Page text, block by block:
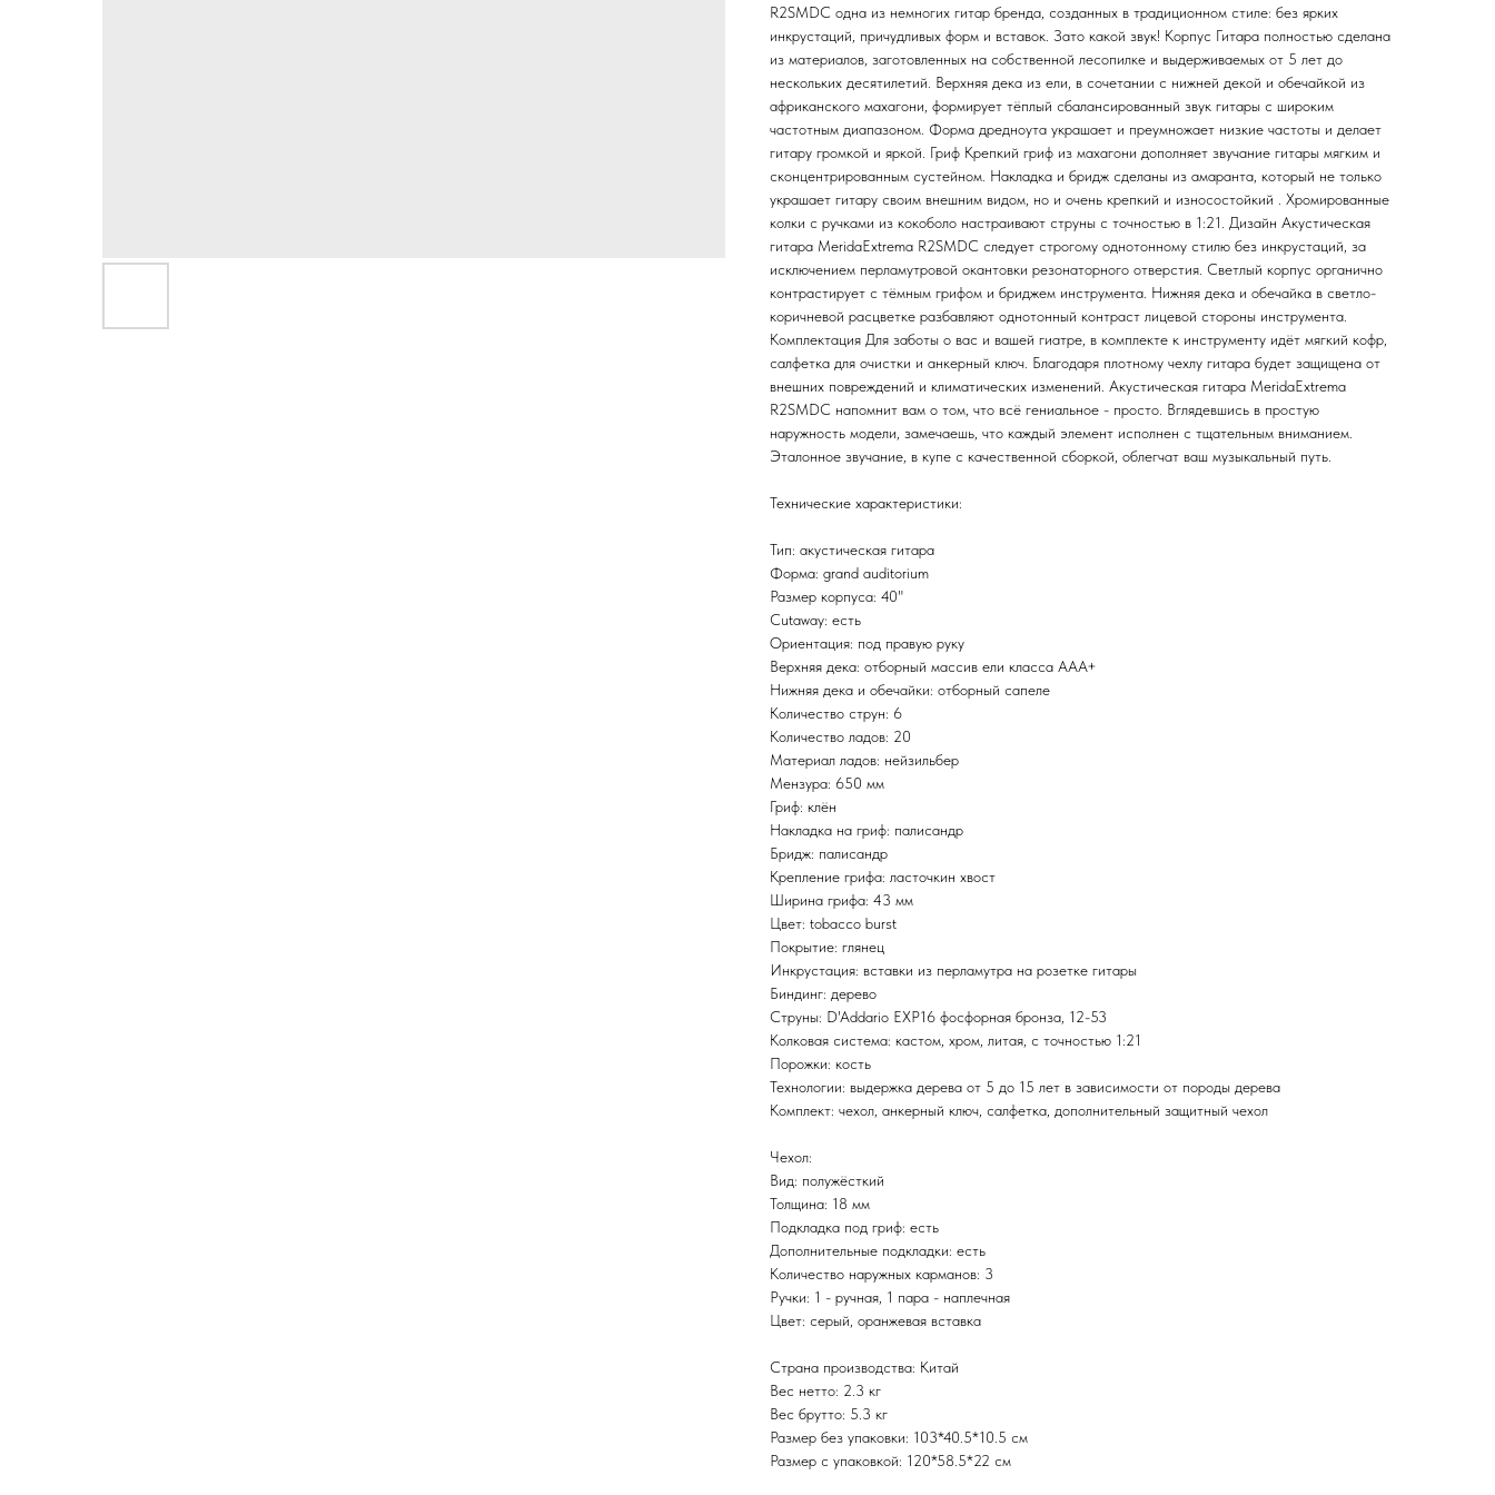
R2SMDC одна из немногих гитар бренда, созданных в традиционном стиле: без ярких
инкрустаций, причудливых форм и вставок. Зато какой звук! Корпус Гитара полностью сделана
из материалов, заготовленных на собственной лесопилке и выдерживаемых от 5 лет до
нескольких десятилетий. Верхняя дека из ели, в сочетании с нижней декой и обечайкой из
африканского махагони, формирует тёплый сбалансированный звук гитары с широким
частотным диапазоном. Форма дредноута украшает и преумножает низкие частоты и делает
гитару громкой и яркой. Гриф Крепкий гриф из махагони дополняет звучание гитары мягким и
сконцентрированным сустейном. Накладка и бридж сделаны из амаранта, который не только
украшает гитару своим внешним видом, но и очень крепкий и износостойкий . Хромированные
колки с ручками из кокоболо настраивают струны с точностью в 1:21. Дизайн Акустическая
гитара MeridaExtrema R2SMDC следует строгому однотонному стилю без инкрустаций, за
исключением перламутровой окантовки резонаторного отверстия. Светлый корпус органично
контрастирует с тёмным грифом и бриджем инструмента. Нижняя дека и обечайка в светло-
коричневой расцветке разбавляют однотонный контраст лицевой стороны инструмента.
Комплектация Для заботы о вас и вашей гиатре, в комплекте к инструменту идёт мягкий кофр,
салфетка для очистки и анкерный ключ. Благодаря плотному чехлу гитара будет защищена от
внешних повреждений и климатических изменений. Акустическая гитара MeridaExtrema
R2SMDC напомнит вам о том, что всё гениальное - просто. Вглядевшись в простую
наружность модели, замечаешь, что каждый элемент исполнен с тщательным вниманием.
Эталонное звучание, в купе с качественной сборкой, облегчат ваш музыкальный путь.
Технические характеристики:
Тип: акустическая гитара
Форма: grand auditorium
Размер корпуса: 40"
Cutaway: есть
Ориентация: под правую руку
Верхняя дека: отборный массив ели класса AAA+
Нижняя дека и обечайки: отборный сапеле
Количество струн: 6
Количество ладов: 20
Материал ладов: нейзильбер
Мензура: 650 мм
Гриф: клён
Накладка на гриф: палисандр
Бридж: палисандр
Крепление грифа: ласточкин хвост
Ширина грифа: 43 мм
Цвет: tobacco burst
Покрытие: глянец
Инкрустация: вставки из перламутра на розетке гитары
Биндинг: дерево
Струны: D'Addario EXP16 фосфорная бронза, 12-53
Колковая система: кастом, хром, литая, с точностью 1:21
Порожки: кость
Технологии: выдержка дерева от 5 до 15 лет в зависимости от породы дерева
Комплект: чехол, анкерный ключ, салфетка, дополнительный защитный чехол
Чехол:
Вид: полужёсткий
Толщина: 18 мм
Подкладка под гриф: есть
Дополнительные подкладки: есть
Количество наружных карманов: 3
Ручки: 1 - ручная, 1 пара - наплечная
Цвет: серый, оранжевая вставка
Страна производства: Китай
Вес нетто: 2.3 кг
Вес брутто: 5.3 кг
Размер без упаковки: 103*40.5*10.5 см
Размер с упаковкой: 120*58.5*22 см